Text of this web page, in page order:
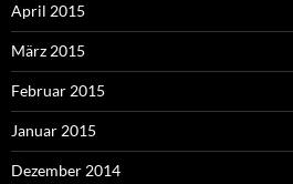
April 2015
März 2015
Februar 2015
Januar 2015
Dezember 2014